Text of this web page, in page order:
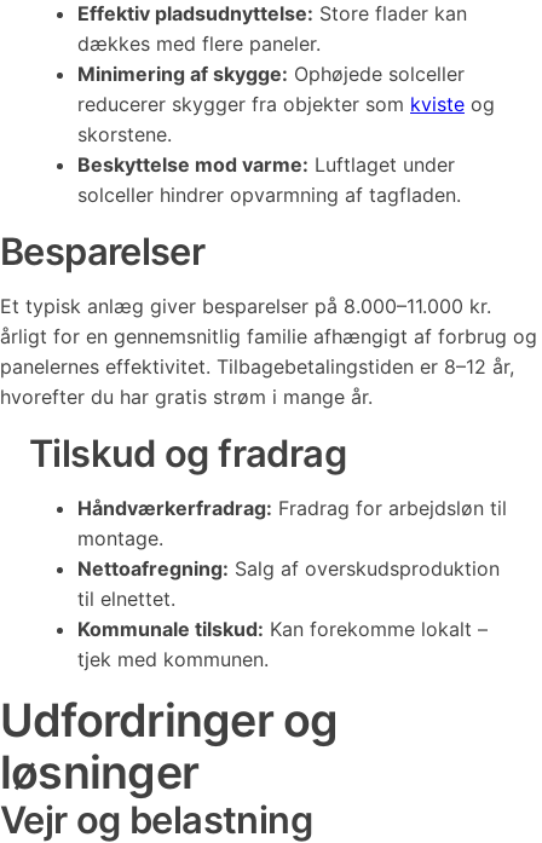
Effektiv pladsudnyttelse: Store flader kan
dækkes med flere paneler.
Minimering af skygge: Ophøjede solceller
reducerer skygger fra objekter som kviste og
skorstene.
Beskyttelse mod varme: Luftlaget under
solceller hindrer opvarmning af tagfladen.
Besparelser
Et typisk anlæg giver besparelser på 8.000–11.000 kr.
årligt for en gennemsnitlig familie afhængigt af forbrug og
panelernes effektivitet. Tilbagebetalingstiden er 8–12 år,
hvorefter du har gratis strøm i mange år.
Tilskud og fradrag
Håndværkerfradrag: Fradrag for arbejdsløn til
montage.
Nettoafregning: Salg af overskudsproduktion
til elnettet.
Kommunale tilskud: Kan forekomme lokalt –
tjek med kommunen.
Udfordringer og
løsninger
Vejr og belastning